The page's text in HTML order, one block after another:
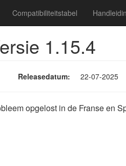
Compatibiliteitstabel
1.15.4
Releasedatum: 22-07-2025
opgelost in de Franse en